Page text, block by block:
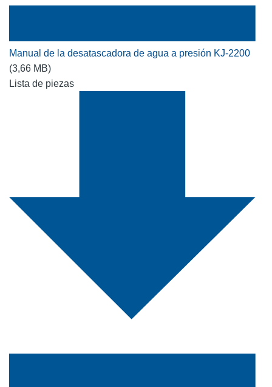
Manual de la desatascadora de agua a presión KJ-2200
(3,66 MB)
Lista de piezas